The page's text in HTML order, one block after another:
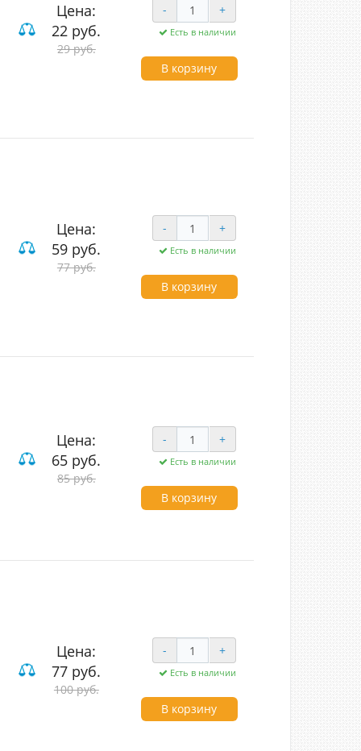
Цена:
22 руб.
29 руб.
- +
Есть в наличии
В корзину
Цена:
59 руб.
77 руб.
- +
Есть в наличии
В корзину
Цена:
65 руб.
85 руб.
- +
Есть в наличии
В корзину
Цена:
77 руб.
100 руб.
- +
Есть в наличии
В корзину